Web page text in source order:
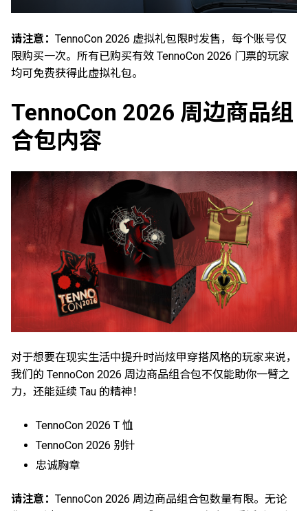
请注意： TennoCon 2026 虚拟礼包限时发售，每个账号仅
限购买一次。所有已购买有效 TennoCon 2026 门票的玩家
均可免费获得此虚拟礼包。
TennoCon 2026 周边商品组
合包内容
对于想要在现实生活中提升时尚炫甲穿搭风格的玩家来说，
我们的 TennoCon 2026 周边商品组合包不仅能助你一臂之
力，还能延续 Tau 的精神！
TennoCon 2026 T 恤
TennoCon 2026 别针
忠诚胸章
请注意： TennoCon 2026 周边商品组合包数量有限。无论